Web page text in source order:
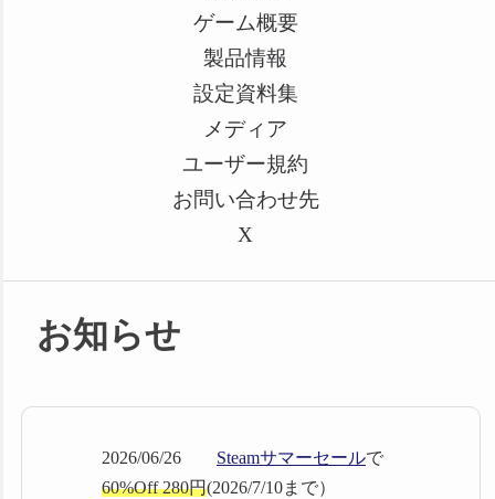
ゲーム概要
製品情報
設定資料集
メディア
ユーザー規約
お問い合わせ先
X
お知らせ
2026/06/26 Steamサマーセールで
60%Off 280円(2026/7/10まで）